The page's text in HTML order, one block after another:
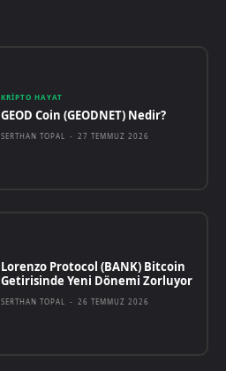
KRIPTO HAYAT
GEOD Coin (GEODNET) Nedir?
SERTHAN TOPAL - 27 TEMMUZ 2026
Lorenzo Protocol (BANK) Bitcoin
Getirisinde Yeni Dönemi Zorluyor
SERTHAN TOPAL - 26 TEMMUZ 2026